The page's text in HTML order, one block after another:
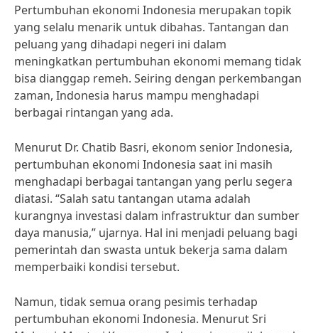
Pertumbuhan ekonomi Indonesia merupakan topik
yang selalu menarik untuk dibahas. Tantangan dan
peluang yang dihadapi negeri ini dalam
meningkatkan pertumbuhan ekonomi memang tidak
bisa dianggap remeh. Seiring dengan perkembangan
zaman, Indonesia harus mampu menghadapi
berbagai rintangan yang ada.
Menurut Dr. Chatib Basri, ekonom senior Indonesia,
pertumbuhan ekonomi Indonesia saat ini masih
menghadapi berbagai tantangan yang perlu segera
diatasi. “Salah satu tantangan utama adalah
kurangnya investasi dalam infrastruktur dan sumber
daya manusia,” ujarnya. Hal ini menjadi peluang bagi
pemerintah dan swasta untuk bekerja sama dalam
memperbaiki kondisi tersebut.
Namun, tidak semua orang pesimis terhadap
pertumbuhan ekonomi Indonesia. Menurut Sri